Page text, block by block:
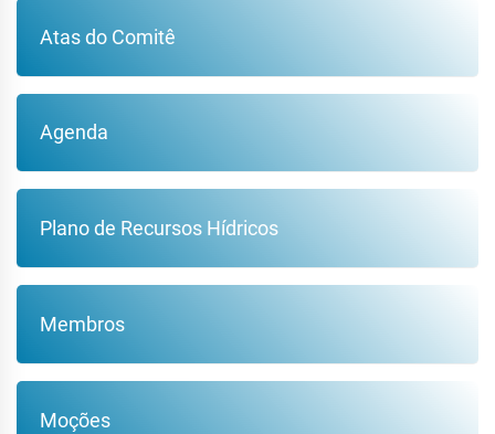
Atas do Comitê
Agenda
Plano de Recursos Hídricos
Membros
Moções